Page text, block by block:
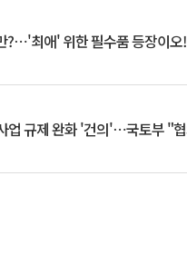
?⋯'최애' 위한 필수품 등장이
업 규제 완화 '건의'⋯국토부 "